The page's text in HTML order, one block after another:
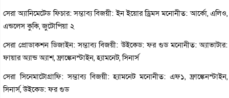
সেরা অ্যানিমেটেড ফিচার: সম্ভাব্য বিজয়ী: ইন ইয়োর ড্রিমস মনোনীত: আর্কো, এলিও,
এন্ডলেস কুকি, জুটোপিয়া ২
সেরা প্রোডাকশন ডিজাইন: সম্ভাব্য বিজয়ী: উইকেড: ফর গুড মনোনীত: অ্যাভাটার:
ফায়ার অ্যান্ড অ্যাশ, ফ্রাঙ্কেনস্টাইন, হ্যামনেট, সিনার্স
সেরা সিনেমাটোগ্রাফি: সম্ভাব্য বিজয়ী: হ্যামনেট মনোনীত: এফ১, ফ্রাঙ্কেনস্টাইন,
সিনার্স, উইকেড: ফর গুড